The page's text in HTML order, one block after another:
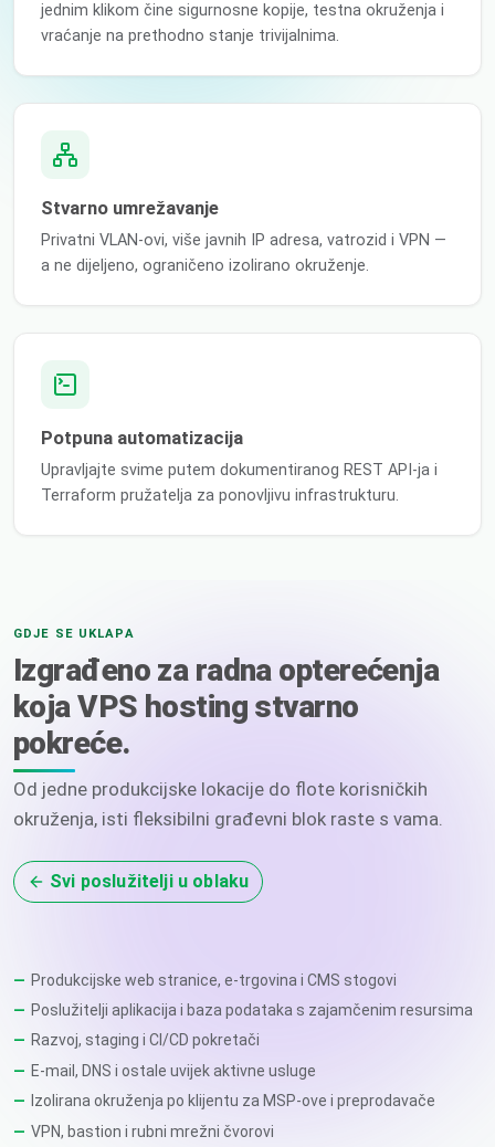
jednim klikom čine sigurnosne kopije, testna okruženja i
vraćanje na prethodno stanje trivijalnima.
Stvarno umrežavanje
Privatni VLAN-ovi, više javnih IP adresa, vatrozid i VPN —
a ne dijeljeno, ograničeno izolirano okruženje.
Potpuna automatizacija
Upravljajte svime putem dokumentiranog REST API-ja i
Terraform pružatelja za ponovljivu infrastrukturu.
GDJE SE UKLAPA
Izgrađeno za radna opterećenja
koja VPS hosting stvarno
pokreće.
Od jedne produkcijske lokacije do flote korisničkih
okruženja, isti fleksibilni građevni blok raste s vama.
Svi poslužitelji u oblaku
Produkcijske web stranice, e-trgovina i CMS stogovi
Poslužitelji aplikacija i baza podataka s zajamčenim resursima
Razvoj, staging i CI/CD pokretači
E-mail, DNS i ostale uvijek aktivne usluge
Izolirana okruženja po klijentu za MSP-ove i preprodavače
VPN, bastion i rubni mrežni čvorovi